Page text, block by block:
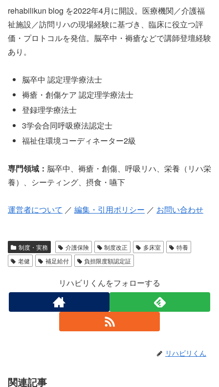
rehabilikun blog を2022年4月に開設。医療機関／介護福
祉施設／訪問リハの現場経験に基づき、臨床に役立つ評
価・プロトコルを発信。脳卒中・褥瘡などで講師登壇経験
あり。
脳卒中 認定理学療法士
褥瘡・創傷ケア 認定理学療法士
登録理学療法士
3学会合同呼吸療法認定士
福祉住環境コーディネーター2級
専門領域： 脳卒中、褥瘡・創傷、呼吸リハ、栄養（リハ栄
養）、シーティング、摂食・嚥下
運営者について ／ 編集・引用ポリシー ／ お問い合わせ
制度・実務 介護保険 制度改正 多床室
特養
老健
補足給付 負担限度額認定証
リハビリくんをフォローする
リハビリくん
関連記事